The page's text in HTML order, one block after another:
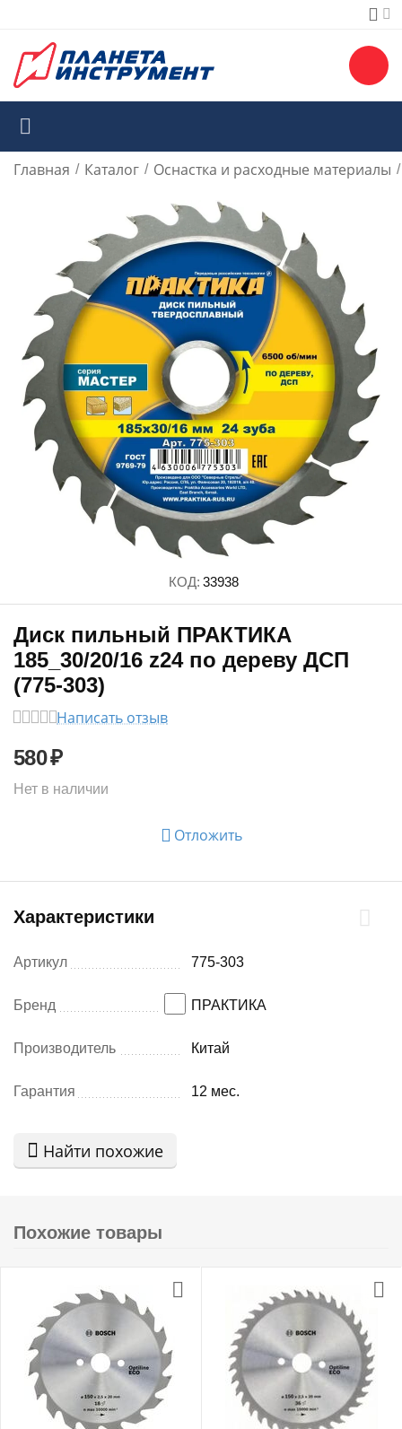
Главная / Каталог / Оснастка и расходные материалы /
КОД: 33938
Диск пильный ПРАКТИКА
185_30/20/16 z24 по дереву ДСП
(775-303)
Написать отзыв
580₽
Нет в наличии
Отложить
Характеристики
Артикул 775-303
Бренд ПРАКТИКА
Производитель Китай
Гарантия 12 мес.
Найти похожие
Похожие товары